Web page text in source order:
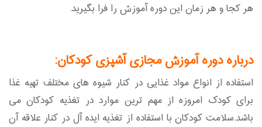
هر کجا و هر زمان این دوره آموزش را فرا بگیرید.
درباره دوره آموزش مجازی آشپزی کودکان:
استفاده از انواع مواد غذایی در کنار شیوه های مختلف تهیه غذا
برای کودک امروزه از مهم ترین موارد در تغذیه کودکان می
باشد.سلامت کودکان با استفاده از تغذیه ایده آل در کنار علاقه آن